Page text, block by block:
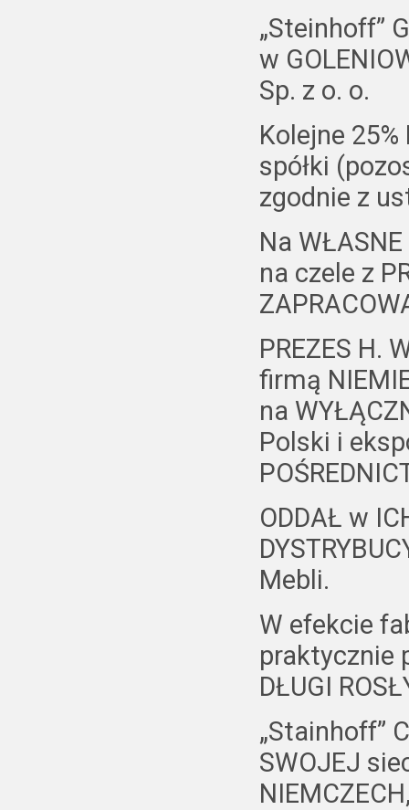
„Steinhoff”
w
Sp. z o. o.
Kolejne
spółki
zgodnie z
Na
na czele z
PREZES H.
firmą
na
Polski i
ODDAŁ w
Mebli.
W efekcie
praktycznie
DŁUGI
„Stainhoff”
SWOJEJ